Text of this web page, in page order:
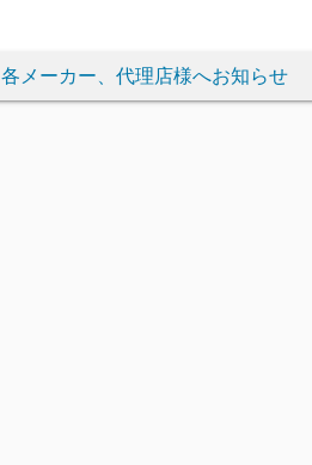
各メーカー、代理店様へお知らせ